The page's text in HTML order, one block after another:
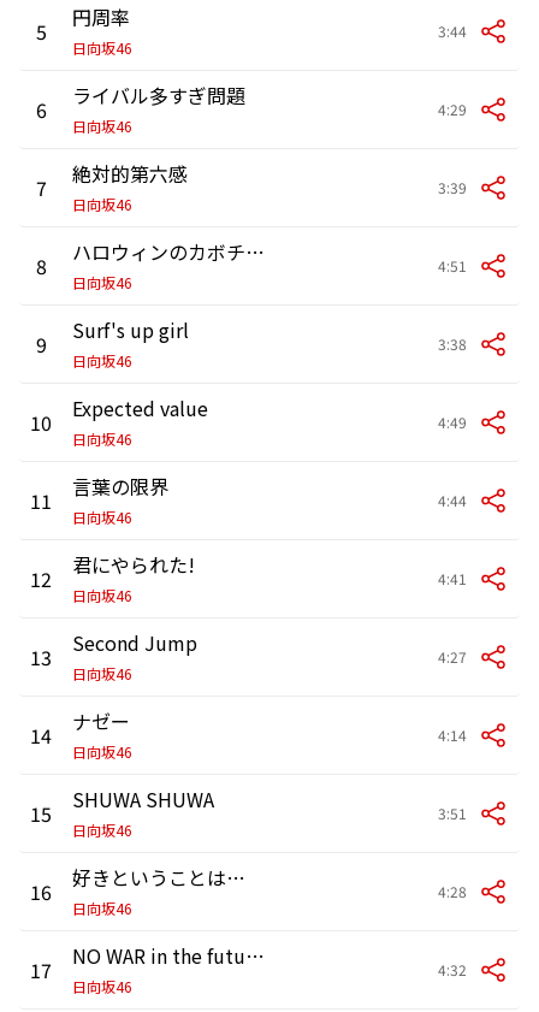
5 円周率
日向坂46
3:44
6 ライバル多すぎ問題
日向坂46
4:29
7 絶対的第六感
日向坂46
3:39
8 ハロウィンのカボチャが割れた 2025
日向坂46
4:51
9 Surf's up girl
日向坂46
3:38
10 Expected value
日向坂46
4:49
11 言葉の限界
日向坂46
4:44
12 君にやられた!
日向坂46
4:41
13 Second Jump
日向坂46
4:27
14 ナゼー
日向坂46
4:14
15 SHUWA SHUWA
日向坂46
3:51
16 好きということは…
日向坂46
4:28
17 NO WAR in the future 2020
日向坂46
4:32